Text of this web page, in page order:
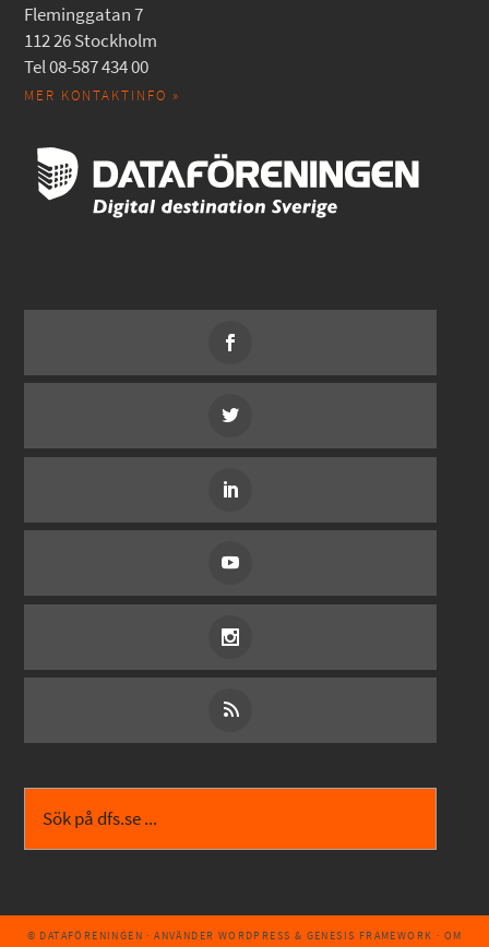
Fleminggatan 7
112 26 Stockholm
Tel 08-587 434 00
MER KONTAKTINFO »
© DATAFÖRENINGEN · ANVÄNDER WORDPRESS & GENESIS FRAMEWORK · OM